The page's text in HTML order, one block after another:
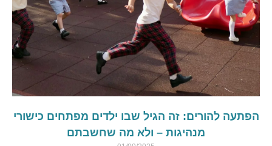
הפתעה להורים: זה הגיל שבו ילדים מפתחים כישורי
מנהיגות – ולא מה שחשבתם